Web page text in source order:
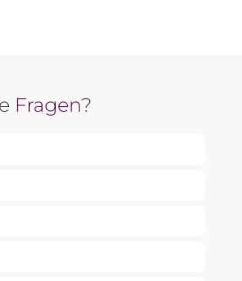
Fragen?